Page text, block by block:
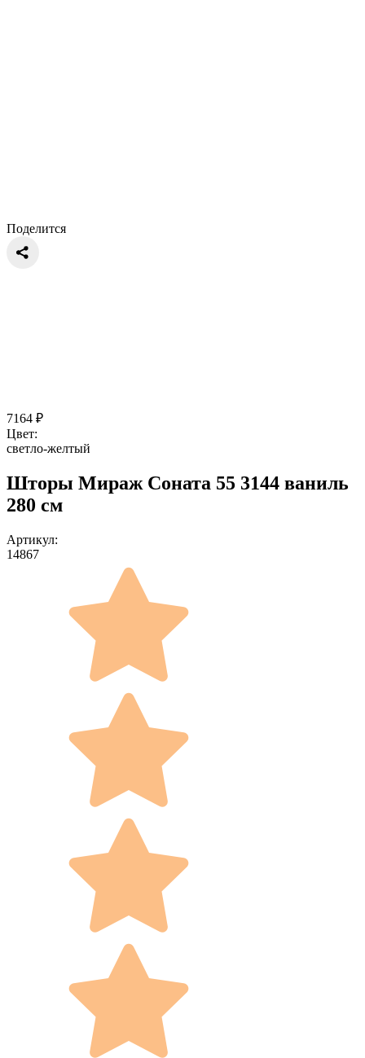
Поделится
7164 ₽
Цвет:
светло-желтый
Шторы Мираж Соната 55 3144 ваниль
280 см
Артикул:
14867